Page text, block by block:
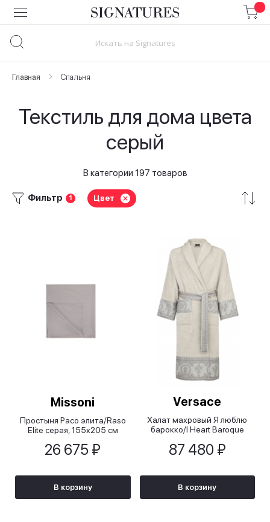
Skip
to
Главная Спальня
Текстиль для дома цвета
серый
В категории 197 товаров
Фильтр 1 Цвет
Missoni
Простыня Расо элита/Raso
Elite серая, 155х205 см
26 675 ₽
В корзину
Versace
Халат махровый Я люблю
барокко/I Heart Baroque
87 480 ₽
В корзину